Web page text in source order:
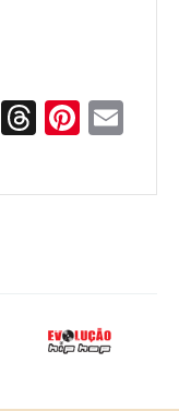
Twitter
Threads